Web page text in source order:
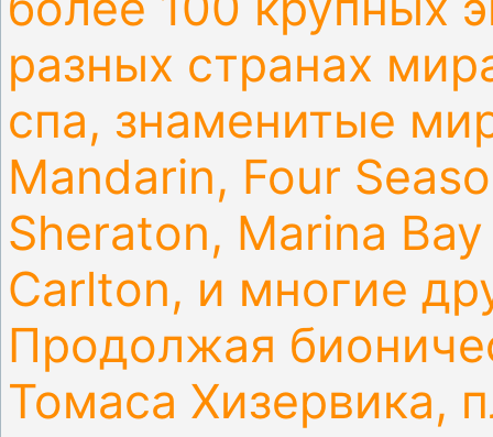
разных странах
спа, знаменитые
Mandarin, Four
Sheraton, Marina
Carlton, и многие
Продолжая
Томаса Хизервика,